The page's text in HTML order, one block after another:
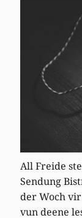
All Freide
Sendung
der Woch
vun deene